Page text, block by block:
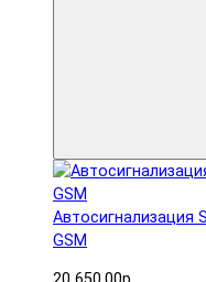
Автосигнализация
GSM